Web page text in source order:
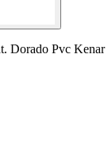
Dorado Pvc Kenar